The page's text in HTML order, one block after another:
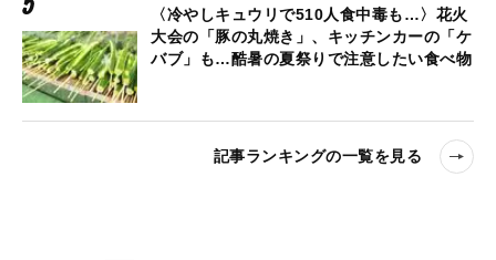
〈冷やしキュウリで510人食中毒も…〉花火
大会の「豚の丸焼き」、キッチンカーの「ケ
バブ」も…酷暑の夏祭りで注意したい食べ物
記事ランキングの一覧を見る